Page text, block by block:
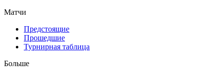
Матчи
Предстоящие
Прошедшие
Турнирная таблица
Больше